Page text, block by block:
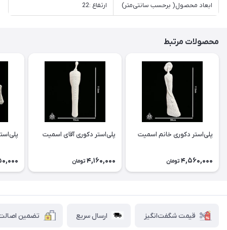
ابعاد محصول( برحسب سانتی‌متر) ارتفاع :22
محصولات مرتبط
پلی‌استر دکوری خانم اسمیت
4,560,000 تومان
پلی‌استر دکوری آقای اسمیت
4,160,000 تومان
قیمت شگفت‌انگیز ارسال سریع تضمین اصالت